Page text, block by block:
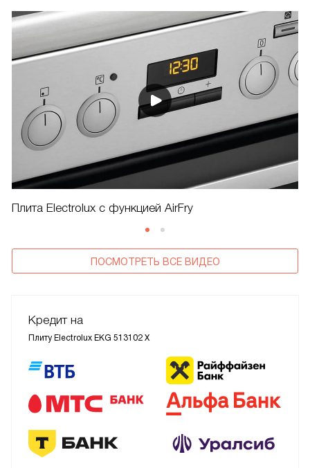
Плита Electrolux с функцией AirFry
ПОСМОТРЕТЬ ВСЕ ВИДЕО
Кредит на
Плиту Electrolux EKG 513102 X